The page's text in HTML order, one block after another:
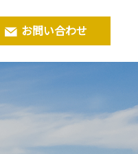
お問い合わせ